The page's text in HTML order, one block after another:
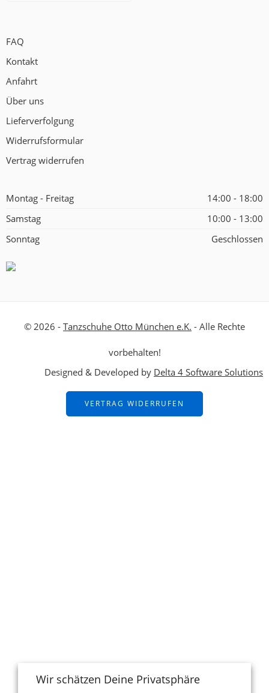
FAQ
Kontakt
Anfahrt
Über uns
Lieferverfolgung
Widerrufsformular
Vertrag widerrufen
Montag - Freitag
14:00 - 18:00
Samstag
10:00 - 13:00
Sonntag
Geschlossen
© 2026 - Tanzschuhe Otto München e.K. - Alle Rechte
vorbehalten!
Designed & Developed by Delta 4 Software Solutions
VERTRAG WIDERRUFEN
Wir schätzen Deine Privatsphäre